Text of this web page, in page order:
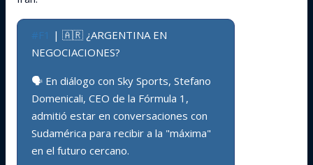
#F1 | 🇦🇷 ¿ARGENTINA EN
NEGOCIACIONES?
🗣️ En diálogo con Sky Sports, Stefano
Domenicali, CEO de la Fórmula 1,
admitió estar en conversaciones con
Sudamérica para recibir a la "máxima"
en el futuro cercano.